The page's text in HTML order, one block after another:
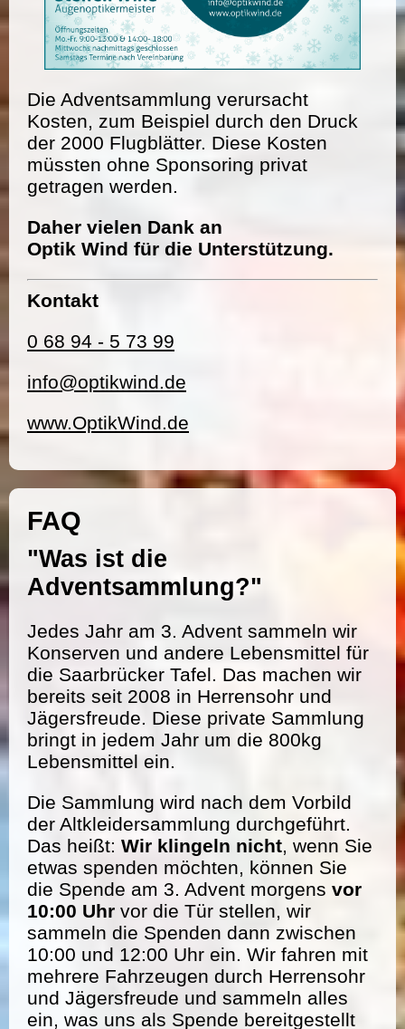
Die Adventsammlung verursacht
Kosten, zum Beispiel durch den Druck
der 2000 Flugblätter. Diese Kosten
müssten ohne Sponsoring privat
getragen werden.
Daher vielen Dank an
Optik Wind für die Unterstützung.
Kontakt
0 68 94 - 5 73 99
info@optikwind.de
www.OptikWind.de
FAQ
"Was ist die
Adventsammlung?"
Jedes Jahr am 3. Advent sammeln wir
Konserven und andere Lebensmittel für
die Saarbrücker Tafel. Das machen wir
bereits seit 2008 in Herrensohr und
Jägersfreude. Diese private Sammlung
bringt in jedem Jahr um die 800kg
Lebensmittel ein.
Die Sammlung wird nach dem Vorbild
der Altkleidersammlung durchgeführt.
Das heißt: Wir klingeln nicht, wenn Sie
etwas spenden möchten, können Sie
die Spende am 3. Advent morgens vor
10:00 Uhr vor die Tür stellen, wir
sammeln die Spenden dann zwischen
10:00 und 12:00 Uhr ein. Wir fahren mit
mehrere Fahrzeugen durch Herrensohr
und Jägersfreude und sammeln alles
ein, was uns als Spende bereitgestellt